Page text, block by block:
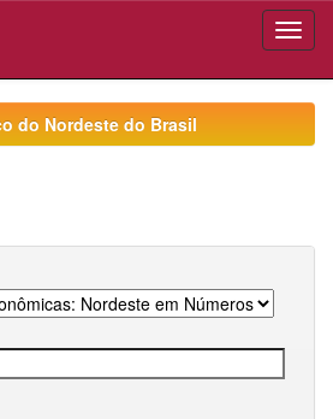
do Nordeste do Brasil